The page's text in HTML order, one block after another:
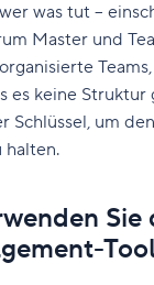
was tut –
Master und
es keine Struktur
Schlüssel, um
halten.